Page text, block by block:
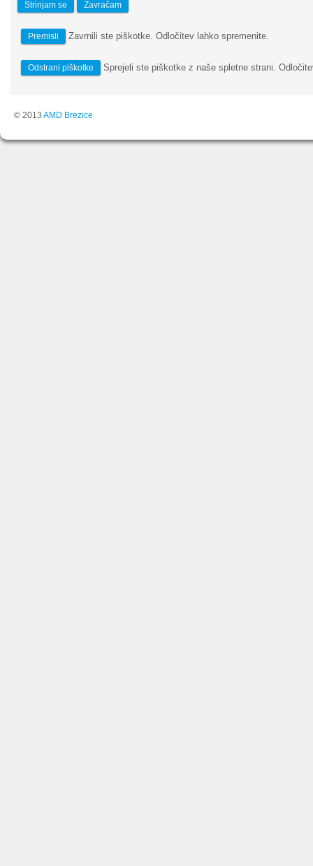
Strinjam se Zavračam
Premisli Zavrnili ste piškotke. Odločitev lahko spremenite.
Odstrani piškotke Sprejeli ste piškotke z naše spletne strani.
© 2013 AMD Brezice